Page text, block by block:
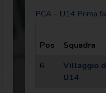
PCA - U14 Prima
Pos Squadra
6
Villaggio
U14